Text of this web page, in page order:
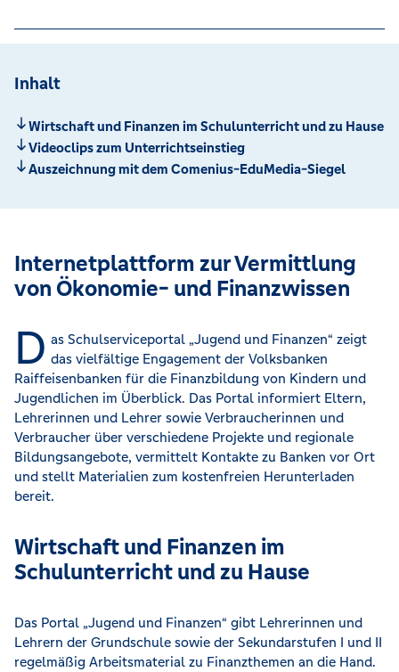
Inhalt
Wirtschaft und Finanzen im Schulunterricht und zu Hause
Videoclips zum Unterrichtseinstieg
Auszeichnung mit dem Comenius-EduMedia-Siegel
Internetplattform zur Vermittlung
von Ökonomie- und Finanzwissen
D as Schulserviceportal „Jugend und Finanzen“ zeigt
das vielfältige Engagement der Volksbanken
Raiffeisenbanken für die Finanzbildung von Kindern und
Jugendlichen im Überblick. Das Portal informiert Eltern,
Lehrerinnen und Lehrer sowie Verbraucherinnen und
Verbraucher über verschiedene Projekte und regionale
Bildungsangebote, vermittelt Kontakte zu Banken vor Ort
und stellt Materialien zum kostenfreien Herunterladen
bereit.
Wirtschaft und Finanzen im
Schulunterricht und zu Hause
Das Portal „Jugend und Finanzen“ gibt Lehrerinnen und
Lehrern der Grundschule sowie der Sekundarstufen I und II
regelmäßig Arbeitsmaterial zu Finanzthemen an die Hand.